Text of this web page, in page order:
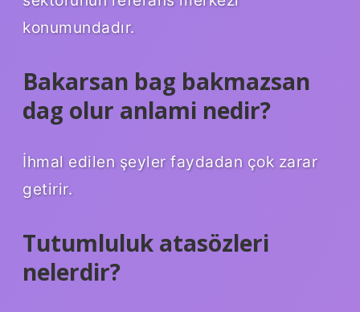
konumundadır.
Bakarsan bag bakmazsan
dag olur anlami nedir?
İhmal edilen şeyler faydadan çok zarar
getirir.
Tutumluluk atasözleri
nelerdir?